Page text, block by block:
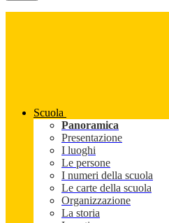
Scuola
Panoramica
Presentazione
I luoghi
Le persone
I numeri della scuola
Le carte della scuola
Organizzazione
La storia